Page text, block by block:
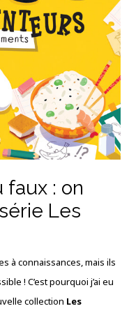
faux : on
Les
à connaissances, mais ils
! C’est pourquoi j’ai eu
collection Les